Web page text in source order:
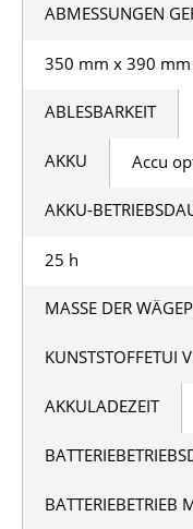
ABMESSUNGEN
350 mm x 390
ABLESBARKEIT
AKKU Accu
AKKU-
25 h
MASSE DER
KUNSTSTOFFETUI
AKKULADEZEIT
BATTERIEBETRIEB